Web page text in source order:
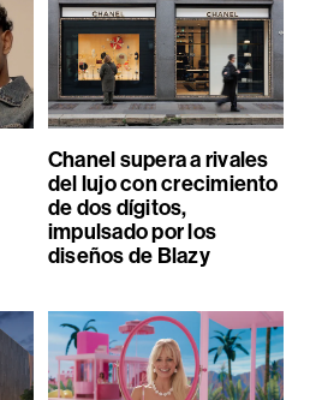
Chanel supera a rivales
del lujo con crecimiento
de dos dígitos,
impulsado por los
diseños de Blazy